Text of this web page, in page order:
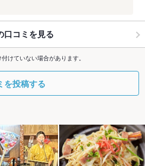
口コミを見る
けていない場合があります。
を投稿する